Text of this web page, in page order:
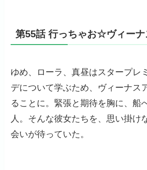
第55話 行っちゃお☆ヴィーナ
ゆめ、ローラ、真昼はスタープレ
デについて学ぶため、ヴィーナス
ることに。緊張と期待を胸に、船
人。そんな彼女たちを、思い掛け
会いが待っていた。